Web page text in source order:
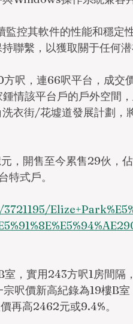
控其軟件的性能和穩定
聯繫，以獲取關于任何潜
呎，連66呎平台，成交
情該平台戶的戶外空間
衣街/花墟道發展計劃，
，開售至今累售29伙，
特式戶。
，實用243方呎1房間隔
呎價新高紀錄為19樓B
再高2462元或9.4%。